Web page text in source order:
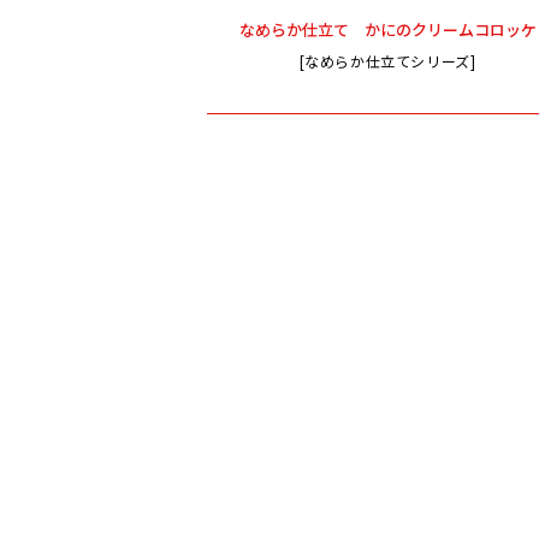
なめらか仕立て かにのクリームコロッケ
[なめらか仕立てシリーズ]